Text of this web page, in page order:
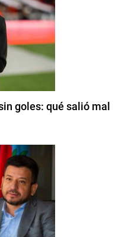
goles: qué salió mal